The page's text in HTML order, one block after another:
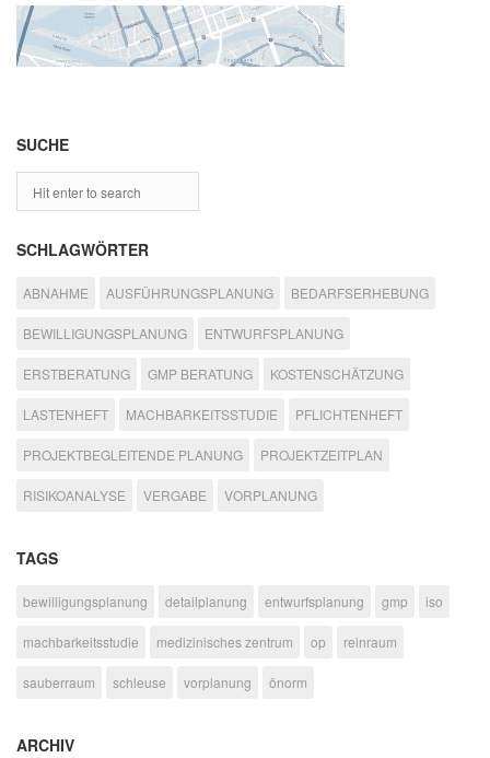
SUCHE
SCHLAGWÖRTER
ABNAHME AUSFÜHRUNGSPLANUNG BEDARFSERHEBUNG
BEWILLIGUNGSPLANUNG ENTWURFSPLANUNG
ERSTBERATUNG GMP BERATUNG KOSTENSCHÄTZUNG
LASTENHEFT MACHBARKEITSSTUDIE PFLICHTENHEFT
PROJEKTBEGLEITENDE PLANUNG PROJEKTZEITPLAN
RISIKOANALYSE VERGABE VORPLANUNG
TAGS
bewilligungsplanung detailplanung entwurfsplanung gmp iso
machbarkeitsstudie medizinisches zentrum op reinraum
sauberraum schleuse vorplanung önorm
ARCHIV